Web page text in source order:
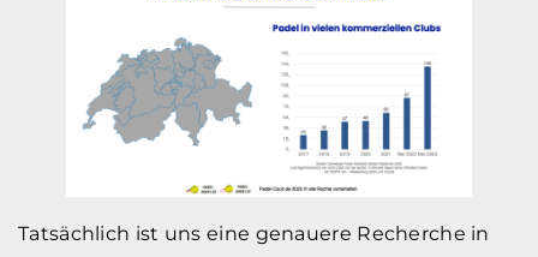
Tatsächlich ist uns eine genauere Recherche in